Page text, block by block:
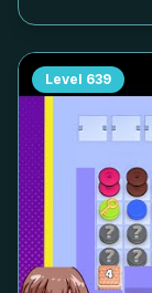
Level 639